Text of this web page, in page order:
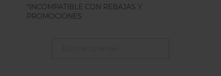
*INCOMPATIBLE CON REBAJAS Y
PROMOCIONES